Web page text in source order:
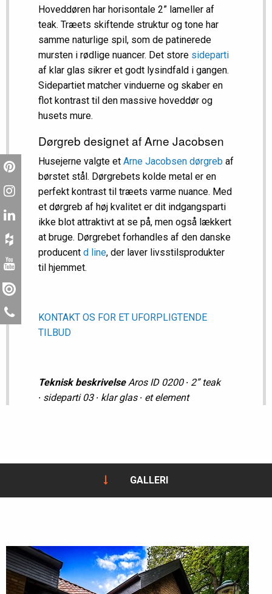
Hoveddøren har horisontale 2” lameller af
teak. Træets skiftende struktur og tone har
samme naturlige spil, som de patinerede
mursten i rødlige nuancer. Det store sideparti
af klar glas sikrer et godt lysindfald i gangen.
Sidepartiet matcher vinduerne og skaber en
flot kontrast til den massive hoveddør og
husets mure.
Dørgreb designet af Arne Jacobsen
Husejerne valgte et Arne Jacobsen dørgreb af
børstet stål. Dørgrebets kolde metal er en
perfekt kontrast til træets varme nuance. Med
et dørgreb af høj kvalitet er dit indgangsparti
ikke blot attraktivt at se på, men også lækkert
at bruge. Dørgrebet forhandles af den danske
producent d line, der laver livsstilsprodukter
til hjemmet.
KONTAKT OS FOR ET UFORPLIGTENDE
TILBUD
Teknisk beskrivelseAros ID 0200 ∙ 2” teak
∙ sideparti 03 ∙ klar glas ∙ et element
GALLERI